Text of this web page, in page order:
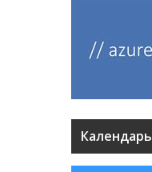
Календарь